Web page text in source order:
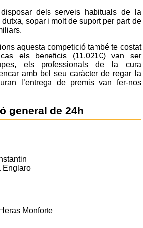
dels serveis habituals de la
sopar i molt de suport per part de
aquesta competició també te costat
els beneficis (11.021€) van ser
els professionals de la cura
amb bel seu caràcter de regar la
l’entrega de premis van fer-nos
general de 24h
Englaro
Monforte